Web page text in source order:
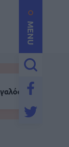
MENU